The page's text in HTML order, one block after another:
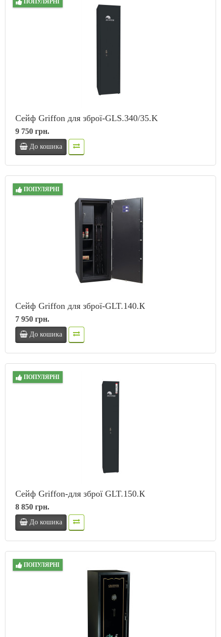
Сейф Griffon для зброї-GLS.340/35.K
9 750 грн.
До кошика
ПОПУЛЯРНІ
Сейф Griffon для зброї-GLT.140.К
7 950 грн.
До кошика
ПОПУЛЯРНІ
Сейф Griffon-для зброї GLT.150.К
8 850 грн.
До кошика
ПОПУЛЯРНІ